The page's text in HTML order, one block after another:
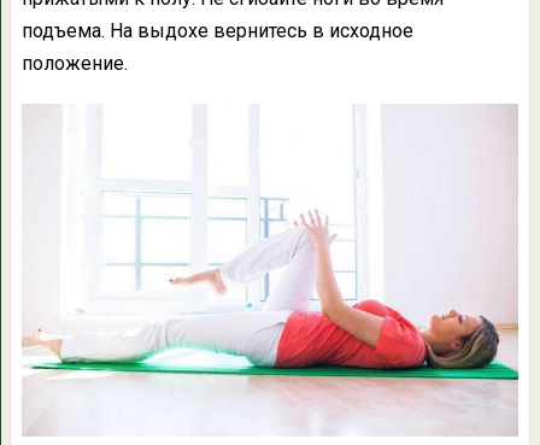
подъема. На выдохе вернитесь в исходное
положение.